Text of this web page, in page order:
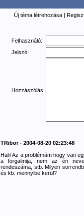
Új téma létrehozása |
Felhasználó:
Jelszó:
Hozzászólás:
TRibor - 2004-08-20 02:23:48
Hali! Az a problémám hogy van
a forgalmija, nem az én
rendeszáma, stb. Milyen
és kb. mennyibe kerül?